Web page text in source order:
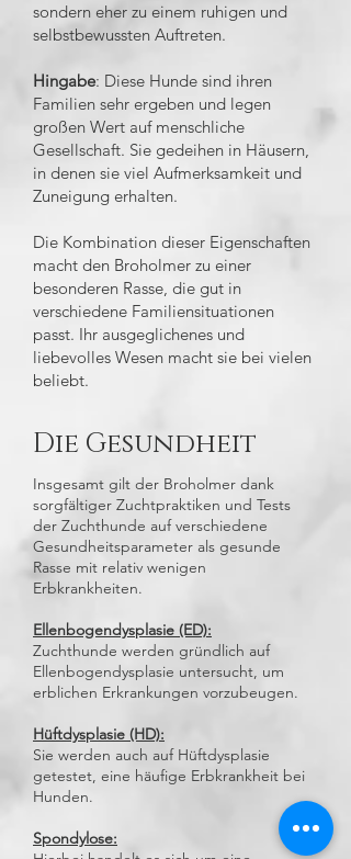
sondern eher zu einem ruhigen und
selbstbewussten Auftreten.
Hingabe: Diese Hunde sind ihren
Familien sehr ergeben und legen
großen Wert auf menschliche
Gesellschaft. Sie gedeihen in Häusern,
in denen sie viel Aufmerksamkeit und
Zuneigung erhalten.
Die Kombination dieser Eigenschaften
macht den Broholmer zu einer
besonderen Rasse, die gut in
verschiedene Familiensituationen
passt. Ihr ausgeglichenes und
liebevolles Wesen macht sie bei vielen
beliebt.
Die Gesundheit
Insgesamt gilt der Broholmer dank
sorgfältiger Zuchtpraktiken und Tests
der Zuchthunde auf verschiedene
Gesundheitsparameter als gesunde
Rasse mit relativ wenigen
Erbkrankheiten.
Ellenbogendysplasie (ED):
Zuchthunde werden gründlich auf
Ellenbogendysplasie untersucht, um
erblichen Erkrankungen vorzubeugen.
Hüftdysplasie (HD):
Sie werden auch auf Hüftdysplasie
getestet, eine häufige Erbkrankheit bei
Hunden.
Spondylose: